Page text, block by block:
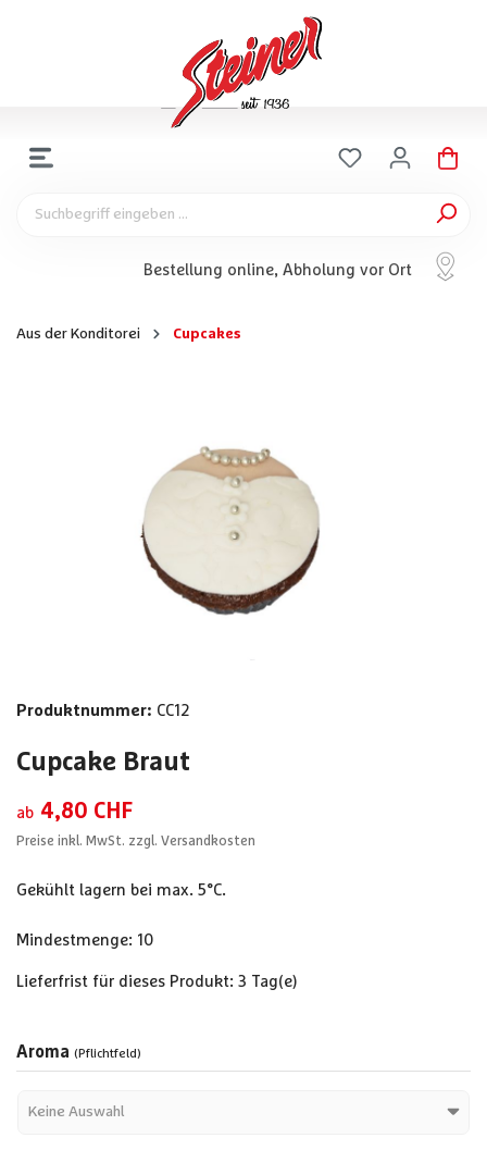
Bestellung online, Abholung vor Ort
Aus der Konditorei Cupcakes
Produktnummer: CC12
Cupcake Braut
ab 4,80 CHF
Preise inkl. MwSt. zzgl. Versandkosten
Gekühlt lagern bei max. 5°C.
Mindestmenge: 10
Lieferfrist für dieses Produkt: 3 Tag(e)
Aroma (Pflichtfeld)